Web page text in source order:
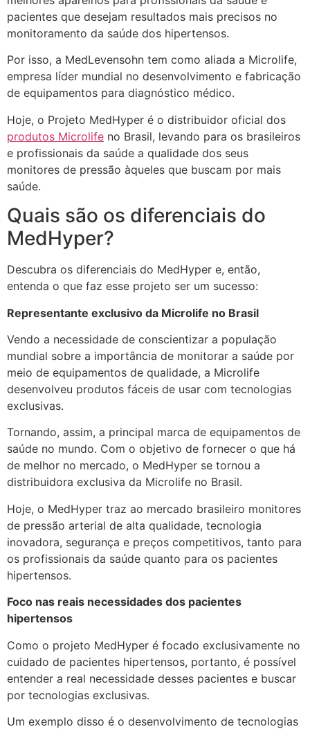
pacientes que desejam resultados mais precisos no
monitoramento da saúde dos hipertensos.
Por isso, a MedLevensohn tem como aliada a Microlife,
empresa líder mundial no desenvolvimento e fabricação
de equipamentos para diagnóstico médico.
Hoje, o Projeto MedHyper é o distribuidor oficial dos
produtos Microlife no Brasil, levando para os brasileiros
e profissionais da saúde a qualidade dos seus
monitores de pressão àqueles que buscam por mais
saúde.
Quais são os diferenciais do
MedHyper?
Descubra os diferenciais do MedHyper e, então,
entenda o que faz esse projeto ser um sucesso:
Representante exclusivo da Microlife no Brasil
Vendo a necessidade de conscientizar a população
mundial sobre a importância de monitorar a saúde por
meio de equipamentos de qualidade, a Microlife
desenvolveu produtos fáceis de usar com tecnologias
exclusivas.
Tornando, assim, a principal marca de equipamentos de
saúde no mundo. Com o objetivo de fornecer o que há
de melhor no mercado, o MedHyper se tornou a
distribuidora exclusiva da Microlife no Brasil.
Hoje, o MedHyper traz ao mercado brasileiro monitores
de pressão arterial de alta qualidade, tecnologia
inovadora, segurança e preços competitivos, tanto para
os profissionais da saúde quanto para os pacientes
hipertensos.
Foco nas reais necessidades dos pacientes
hipertensos
Como o projeto MedHyper é focado exclusivamente no
cuidado de pacientes hipertensos, portanto, é possível
entender a real necessidade desses pacientes e buscar
por tecnologias exclusivas.
Um exemplo disso é o desenvolvimento de tecnologias